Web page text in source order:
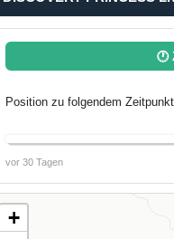
🕐
Position zu folgendem Zeitpunkt
vor 30 Tagen
+